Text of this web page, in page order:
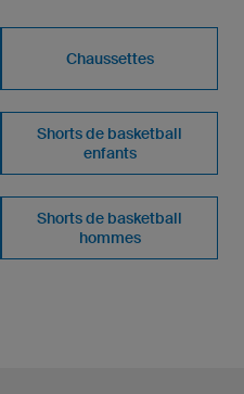
Chaussettes
Shorts de basketball
enfants
Shorts de basketball
hommes